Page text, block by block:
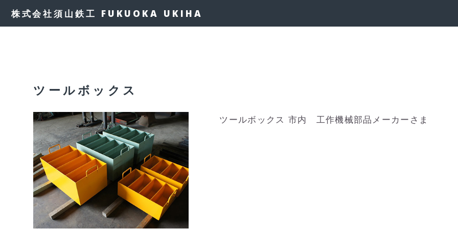
株式会社須山鉄工 FUKUOKA UKIHA
ツールボックス
ツールボックス 市内 工作機械部品メーカーさま